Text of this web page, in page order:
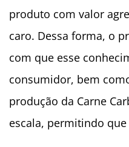
produto com valor
caro. Dessa forma, o
com que esse
consumidor, bem
produção da Carne
escala, permitindo